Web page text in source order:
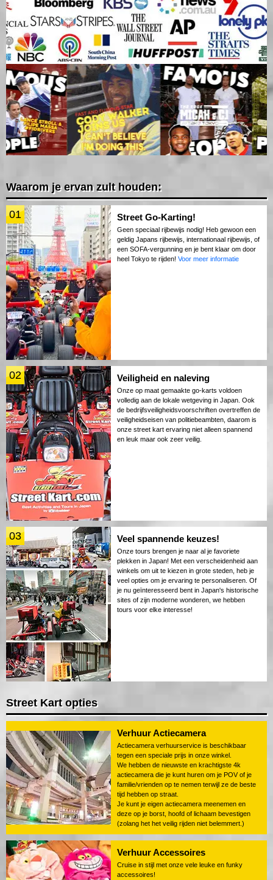
Waarom je ervan zult houden:
01 Street Go-Karting!
Geen speciaal rijbewijs nodig! Heb gewoon een
geldig Japans rijbewijs, internationaal rijbewijs, of
een SOFA-vergunning en je bent klaar om door
heel Tokyo te rijden! Voor meer informatie
02 Veiligheid en naleving
Onze op maat gemaakte go-karts voldoen
volledig aan de lokale wetgeving in Japan. Ook
de bedrijfsveiligheidsvoorschriften overtreffen de
veiligheidseisen van politiebeambten, daarom is
onze street kart ervaring niet alleen spannend
en leuk maar ook zeer veilig.
03 Veel spannende keuzes!
Onze tours brengen je naar al je favoriete
plekken in Japan! Met een verscheidenheid aan
winkels om uit te kiezen in grote steden, heb je
veel opties om je ervaring te personaliseren. Of
je nu geïnteresseerd bent in Japan's historische
sites of zijn moderne wonderen, we hebben
tours voor elke interesse!
Street Kart opties
Verhuur Actiecamera
Actiecamera verhuurservice is beschikbaar
tegen een speciale prijs in onze winkel.
We hebben de nieuwste en krachtigste 4k
actiecamera die je kunt huren om je POV of je
familie/vrienden op te nemen terwijl ze de beste
tijd hebben op straat.
Je kunt je eigen actiecamera meenemen en
deze op je borst, hoofd of lichaam bevestigen
(zolang het het veilig rijden niet belemmert.)
Verhuur Accessoires
Cruise in stijl met onze vele leuke en funky
accessoires!